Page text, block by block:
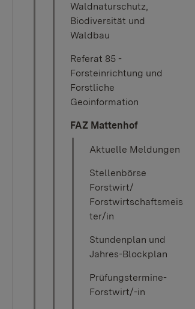
Waldnaturschutz,
Biodiversität und
Waldbau
Referat 85 -
Forsteinrichtung und
Forstliche
Geoinformation
FAZ Mattenhof
Aktuelle Meldungen
Stellenbörse
Forstwirt/
Forstwirtschaftsmeis
ter/in
Stundenplan und
Jahres-Blockplan
Prüfungstermine-
Forstwirt/-in